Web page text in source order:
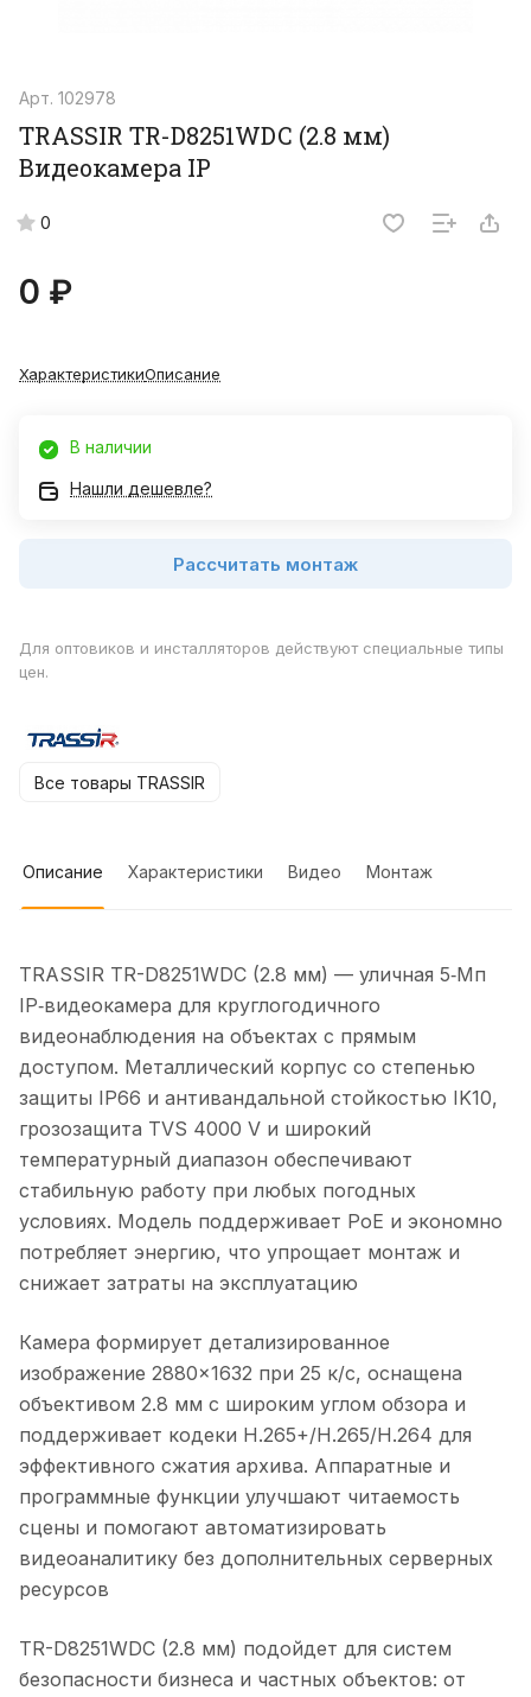
Арт. 102978
TRASSIR TR-D8251WDC (2.8 мм)
Видеокамера IP
0
0 ₽
ХарактеристикиОписание
В наличии
Нашли дешевле?
Рассчитать монтаж
Для оптовиков и инсталляторов действуют специальные типы
цен.
Все товары TRASSIR
Описание Характеристики Видео Монтаж
TRASSIR TR-D8251WDC (2.8 мм) — уличная 5‑Мп
IP‑видеокамера для круглогодичного
видеонаблюдения на объектах с прямым
доступом. Металлический корпус со степенью
защиты IP66 и антивандальной стойкостью IK10,
грозозащита TVS 4000 V и широкий
температурный диапазон обеспечивают
стабильную работу при любых погодных
условиях. Модель поддерживает PoE и экономно
потребляет энергию, что упрощает монтаж и
снижает затраты на эксплуатацию
Камера формирует детализированное
изображение 2880×1632 при 25 к/с, оснащена
объективом 2.8 мм с широким углом обзора и
поддерживает кодеки H.265+/H.265/H.264 для
эффективного сжатия архива. Аппаратные и
программные функции улучшают читаемость
сцены и помогают автоматизировать
видеоаналитику без дополнительных серверных
ресурсов
TR-D8251WDC (2.8 мм) подойдет для систем
безопасности бизнеса и частных объектов: от